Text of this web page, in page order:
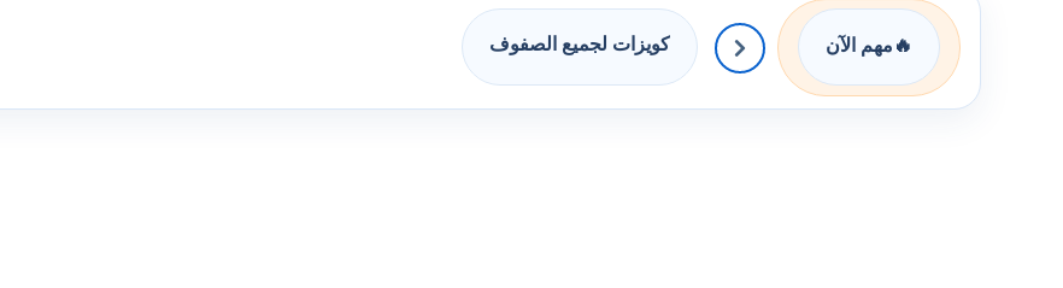
🔥 مهم الآن كويزات لجميع الصفوف